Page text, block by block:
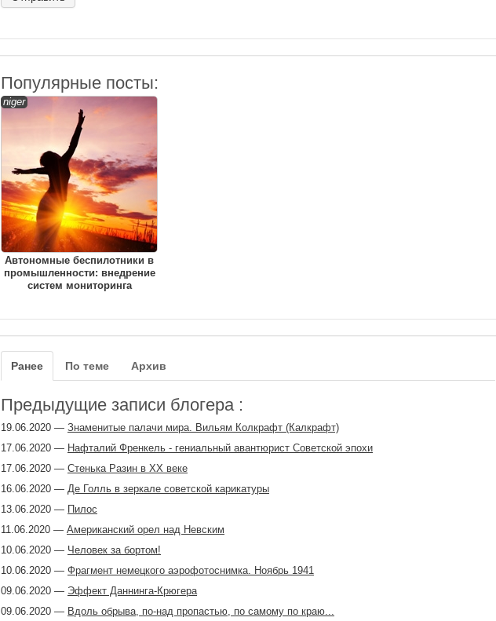
Популярные посты:
niger
Автономные беспилотники в
промышленности: внедрение
систем мониторинга
Ранее По теме Архив
Предыдущие записи блогера :
19.06.2020 — Знаменитые палачи мира. Вильям Колкрафт (Калкрафт)
17.06.2020 — Нафталий Френкель - гениальный авантюрист Советской эпохи
17.06.2020 — Стенька Разин в ХХ веке
16.06.2020 — Де Голль в зеркале советской карикатуры
13.06.2020 — Пилос
11.06.2020 — Американский орел над Невским
10.06.2020 — Человек за бортом!
10.06.2020 — Фрагмент немецкого аэрофотоснимка. Ноябрь 1941
09.06.2020 — Эффект Даннинга-Крюгера
09.06.2020 — Вдоль обрыва, по-над пропастью, по самому по краю...